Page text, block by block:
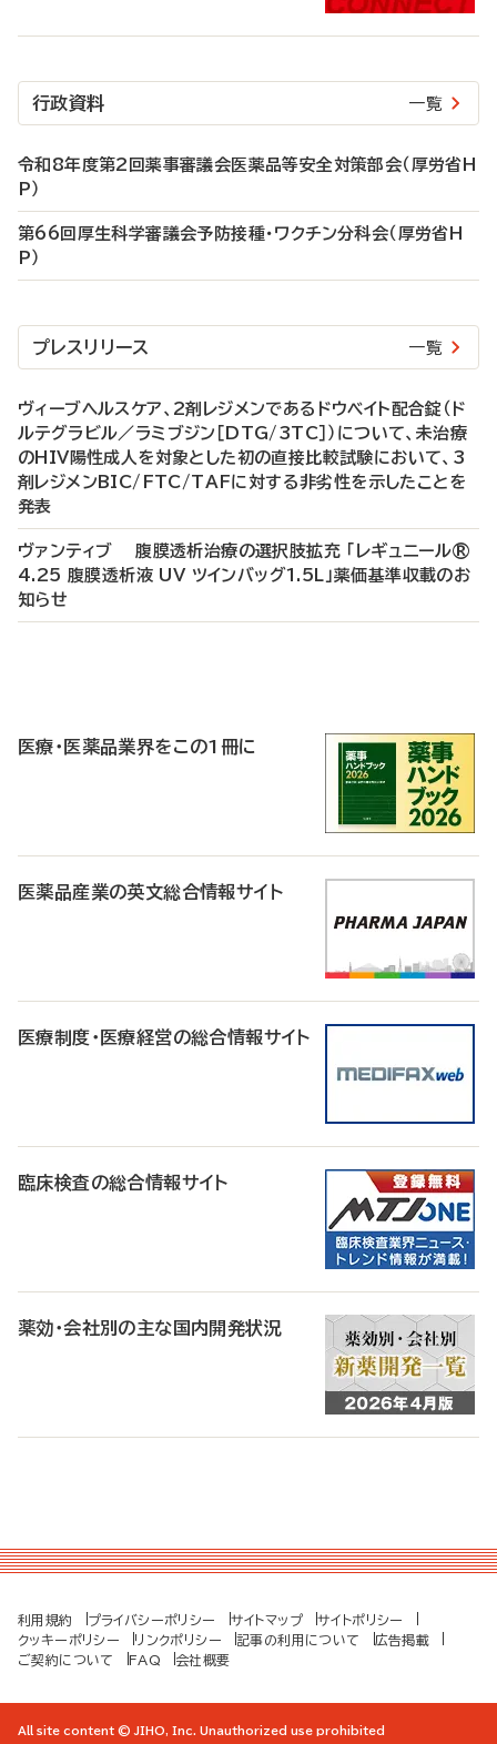
行政資料 一覧
令和8年度第2回薬事審議会医薬品等安全対策部会（厚労省H
P）
第66回厚生科学審議会予防接種・ワクチン分科会（厚労省H
P）
プレスリリース 一覧
ヴィーブヘルスケア、2剤レジメンであるドウベイト配合錠（ド
ルテグラビル／ラミブジン［DTG/3TC］）について、未治療
のHIV陽性成人を対象とした初の直接比較試験において、3
剤レジメンBIC/FTC/TAFに対する非劣性を示したことを
発表
ヴァンティブ 腹膜透析治療の選択肢拡充 「レギュニール®
4.25 腹膜透析液 UV ツインバッグ1.5L」薬価基準収載のお
知らせ
医療・医薬品業界をこの1冊に
医薬品産業の英文総合情報サイト
医療制度・医療経営の総合情報サイト
臨床検査の総合情報サイト
薬効・会社別の主な国内開発状況
利用規約 プライバシーポリシー サイトマップ
サイトポリシー
クッキーポリシー
リンクポリシー 記事の利用について
広告掲載
ご契約について
FAQ 会社概要
All site content © JIHO, Inc. Unauthorized use prohibited